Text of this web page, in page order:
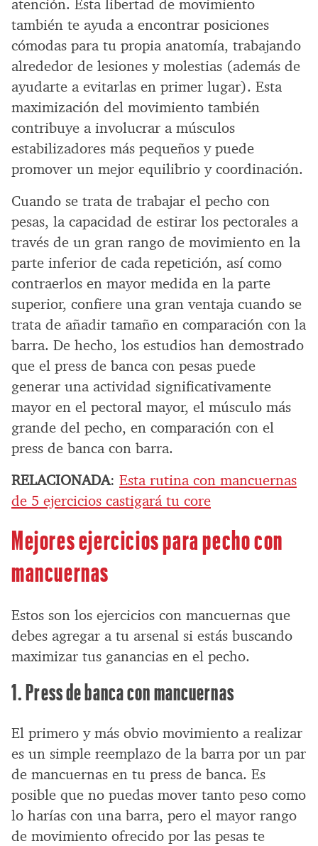
atención. Esta libertad de movimiento
también te ayuda a encontrar posiciones
cómodas para tu propia anatomía, trabajando
alrededor de lesiones y molestias (además de
ayudarte a evitarlas en primer lugar). Esta
maximización del movimiento también
contribuye a involucrar a músculos
estabilizadores más pequeños y puede
promover un mejor equilibrio y coordinación.
Cuando se trata de trabajar el pecho con
pesas, la capacidad de estirar los pectorales a
través de un gran rango de movimiento en la
parte inferior de cada repetición, así como
contraerlos en mayor medida en la parte
superior, confiere una gran ventaja cuando se
trata de añadir tamaño en comparación con la
barra. De hecho, los estudios han demostrado
que el press de banca con pesas puede
generar una actividad significativamente
mayor en el pectoral mayor, el músculo más
grande del pecho, en comparación con el
press de banca con barra.
RELACIONADA: Esta rutina con mancuernas
de 5 ejercicios castigará tu core
Mejores ejercicios para pecho con
mancuernas
Estos son los ejercicios con mancuernas que
debes agregar a tu arsenal si estás buscando
maximizar tus ganancias en el pecho.
1. Press de banca con mancuernas
El primero y más obvio movimiento a realizar
es un simple reemplazo de la barra por un par
de mancuernas en tu press de banca. Es
posible que no puedas mover tanto peso como
lo harías con una barra, pero el mayor rango
de movimiento ofrecido por las pesas te